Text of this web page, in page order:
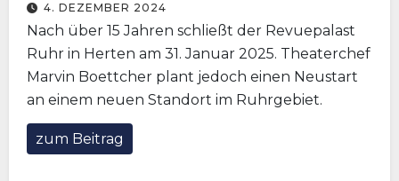
4. DEZEMBER 2024
Nach über 15 Jahren schließt der Revuepalast
Ruhr in Herten am 31. Januar 2025. Theaterchef
Marvin Boettcher plant jedoch einen Neustart
an einem neuen Standort im Ruhrgebiet.
zum Beitrag